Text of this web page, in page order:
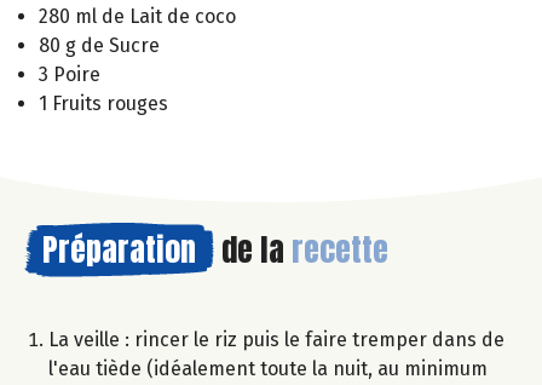
280 ml de Lait de coco
80 g de Sucre
3 Poire
1 Fruits rouges
Préparation de la recette
La veille : rincer le riz puis le faire tremper dans de
l'eau tiède (idéalement toute la nuit, au minimum